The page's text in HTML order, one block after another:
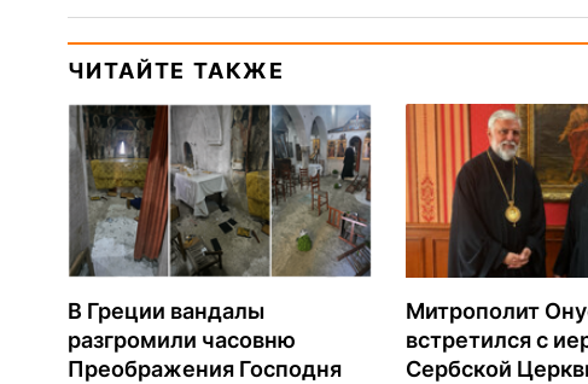
ЧИТАЙТЕ ТАКЖЕ
В Греции вандалы
разгромили часовню
Преображения Господня
Митрополит
встретился с
Сербской